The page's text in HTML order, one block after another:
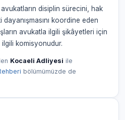
disiplin sürecini, hak
koordine eden
avukatla ilgili şikâyetleri için
komisyonudur.
Kocaeli Adliyesi ile
bölümümüzde de